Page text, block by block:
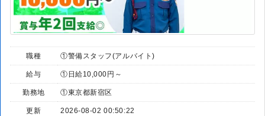
職種 ①警備スタッフ(アルバイト)
給与 ①日給10,000円～
勤務地 ①東京都新宿区
更新 2026-08-02 00:50:22